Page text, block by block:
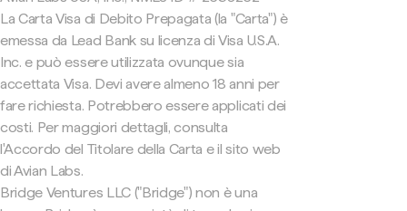
La Carta Visa di Debito Prepagata (la "Carta") è
emessa da Lead Bank su licenza di Visa U.S.A.
Inc. e può essere utilizzata ovunque sia
accettata Visa. Devi avere almeno 18 anni per
fare richiesta. Potrebbero essere applicati dei
costi. Per maggiori dettagli, consulta
l'Accordo del Titolare della Carta e il sito web
di Avian Labs.
Bridge Ventures LLC ("Bridge") non è una